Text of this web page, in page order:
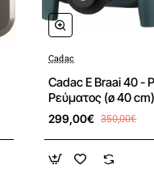
Προσφορά
Cadac
Cadac E Braai 40 -
Ρεύματος (ø 40
299,00€ 350,00€